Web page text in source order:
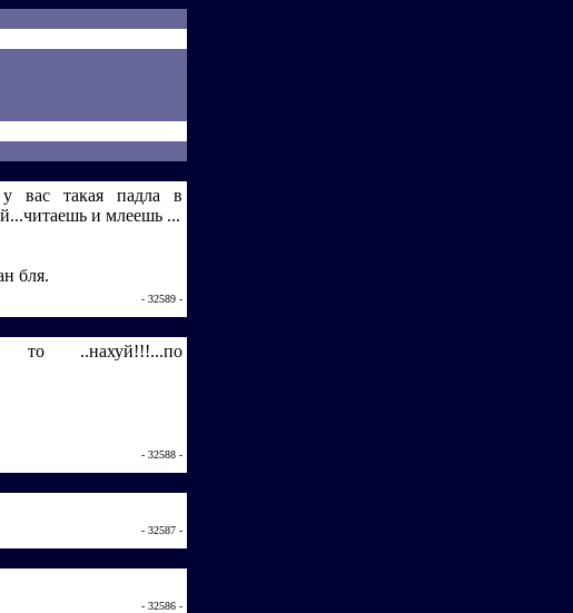
у вас такая падла в
и млеешь ...
бля.
- 32589 -
то ..нахуй!!!...по
- 32588 -
- 32587 -
- 32586 -